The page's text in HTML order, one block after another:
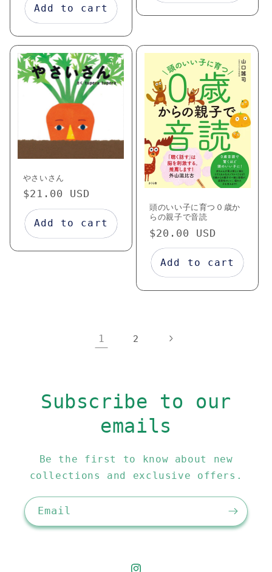
Add to cart
やさいさん
Regular
price
$21.00 USD
Add to cart
頭のいい子に育つ０歳か
らの親子で音読
Regular
price
$20.00 USD
Add to cart
1 2
Subscribe to our
emails
Be the first to know about new
collections and exclusive offers.
Email